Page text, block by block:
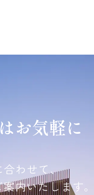
お気軽に
わせて、
内いたします